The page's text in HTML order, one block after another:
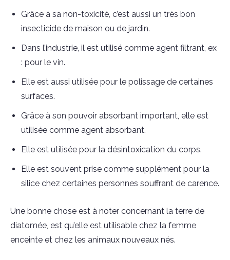
Grâce à sa non-toxicité, c’est aussi un très bon
insecticide de maison ou de jardin.
Dans l’industrie, il est utilisé comme agent filtrant, ex
: pour le vin.
Elle est aussi utilisée pour le polissage de certaines
surfaces.
Grâce à son pouvoir absorbant important, elle est
utilisée comme agent absorbant.
Elle est utilisée pour la désintoxication du corps.
Elle est souvent prise comme supplément pour la
silice chez certaines personnes souffrant de carence.
Une bonne chose est à noter concernant la terre de
diatomée, est qu’elle est utilisable chez la femme
enceinte et chez les animaux nouveaux nés.